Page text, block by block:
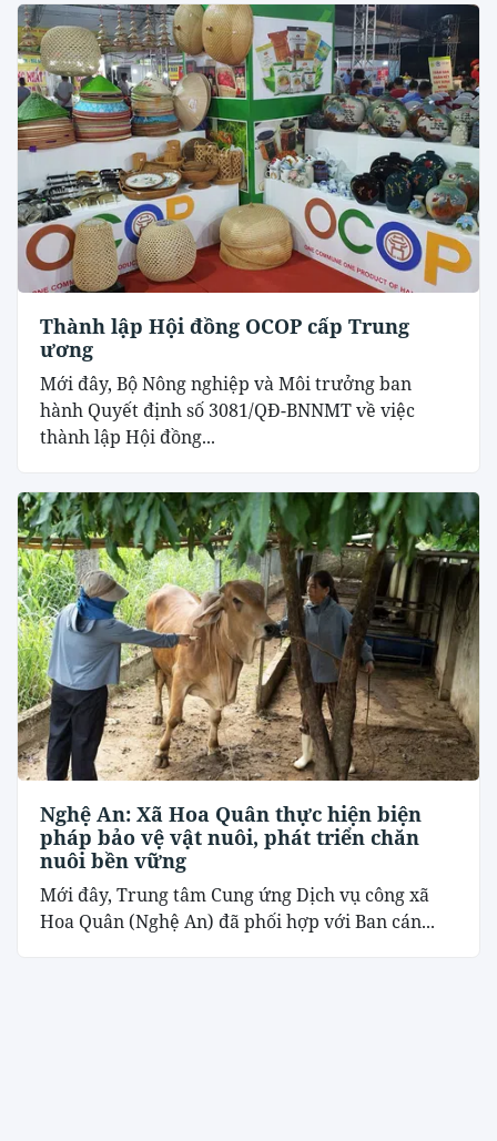
Thành lập Hội đồng OCOP cấp Trung
ương
Mới đây, Bộ Nông nghiệp và Môi trưởng ban
hành Quyết định số 3081/QĐ-BNNMT về việc
thành lập Hội đồng...
Nghệ An: Xã Hoa Quân thực hiện biện
pháp bảo vệ vật nuôi, phát triển chăn
nuôi bền vững
Mới đây, Trung tâm Cung ứng Dịch vụ công xã
Hoa Quân (Nghệ An) đã phối hợp với Ban cán...